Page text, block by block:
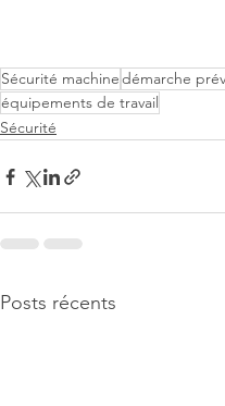
Sécurité machinedémarche
équipements de travail
Sécurité
Posts récents